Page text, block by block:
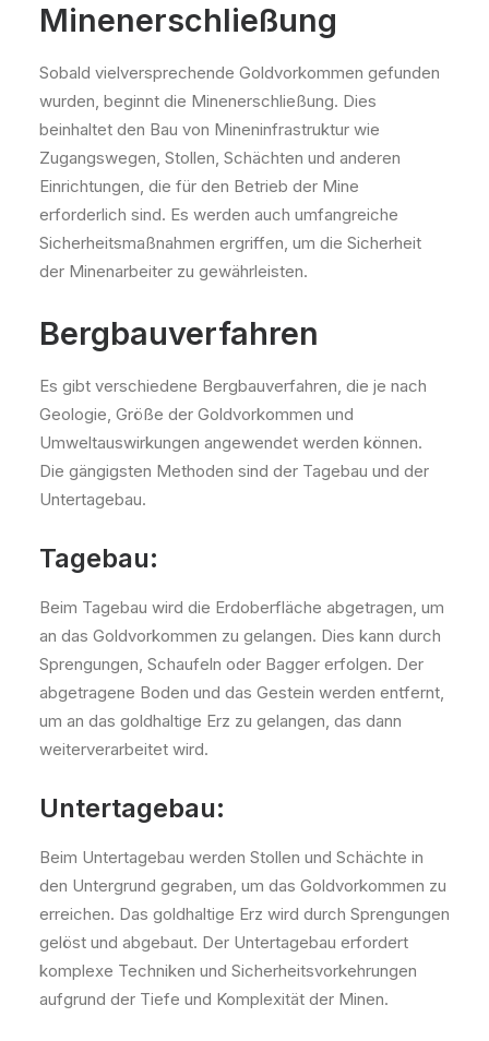
Minenerschließung
Sobald vielversprechende Goldvorkommen gefunden
wurden, beginnt die Minenerschließung. Dies
beinhaltet den Bau von Mineninfrastruktur wie
Zugangswegen, Stollen, Schächten und anderen
Einrichtungen, die für den Betrieb der Mine
erforderlich sind. Es werden auch umfangreiche
Sicherheitsmaßnahmen ergriffen, um die Sicherheit
der Minenarbeiter zu gewährleisten.
Bergbauverfahren
Es gibt verschiedene Bergbauverfahren, die je nach
Geologie, Größe der Goldvorkommen und
Umweltauswirkungen angewendet werden können.
Die gängigsten Methoden sind der Tagebau und der
Untertagebau.
Tagebau:
Beim Tagebau wird die Erdoberfläche abgetragen, um
an das Goldvorkommen zu gelangen. Dies kann durch
Sprengungen, Schaufeln oder Bagger erfolgen. Der
abgetragene Boden und das Gestein werden entfernt,
um an das goldhaltige Erz zu gelangen, das dann
weiterverarbeitet wird.
Untertagebau:
Beim Untertagebau werden Stollen und Schächte in
den Untergrund gegraben, um das Goldvorkommen zu
erreichen. Das goldhaltige Erz wird durch Sprengungen
gelöst und abgebaut. Der Untertagebau erfordert
komplexe Techniken und Sicherheitsvorkehrungen
aufgrund der Tiefe und Komplexität der Minen.